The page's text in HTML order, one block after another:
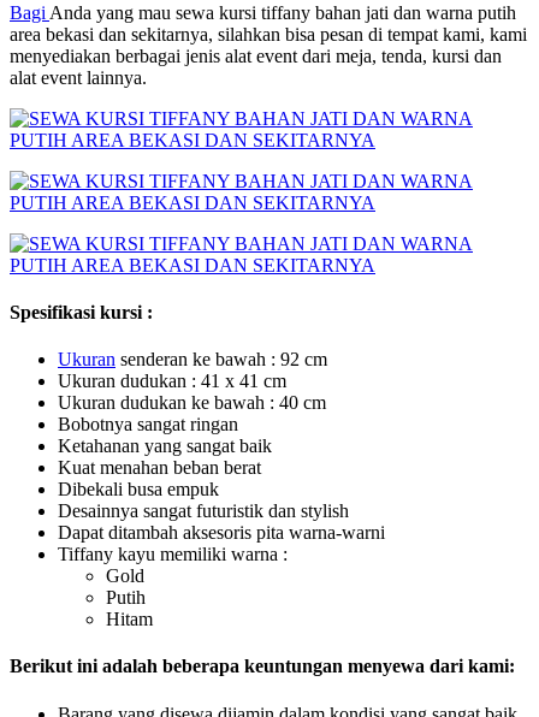
Bagi Anda yang mau sewa kursi tiffany bahan jati dan warna putih
area bekasi dan sekitarnya, silahkan bisa pesan di tempat kami, kami
menyediakan berbagai jenis alat event dari meja, tenda, kursi dan
alat event lainnya.
Spesifikasi kursi :
Ukuran senderan ke bawah : 92 cm
Ukuran dudukan : 41 x 41 cm
Ukuran dudukan ke bawah : 40 cm
Bobotnya sangat ringan
Ketahanan yang sangat baik
Kuat menahan beban berat
Dibekali busa empuk
Desainnya sangat futuristik dan stylish
Dapat ditambah aksesoris pita warna-warni
Tiffany kayu memiliki warna :
Gold
Putih
Hitam
Berikut ini adalah beberapa keuntungan menyewa dari kami: